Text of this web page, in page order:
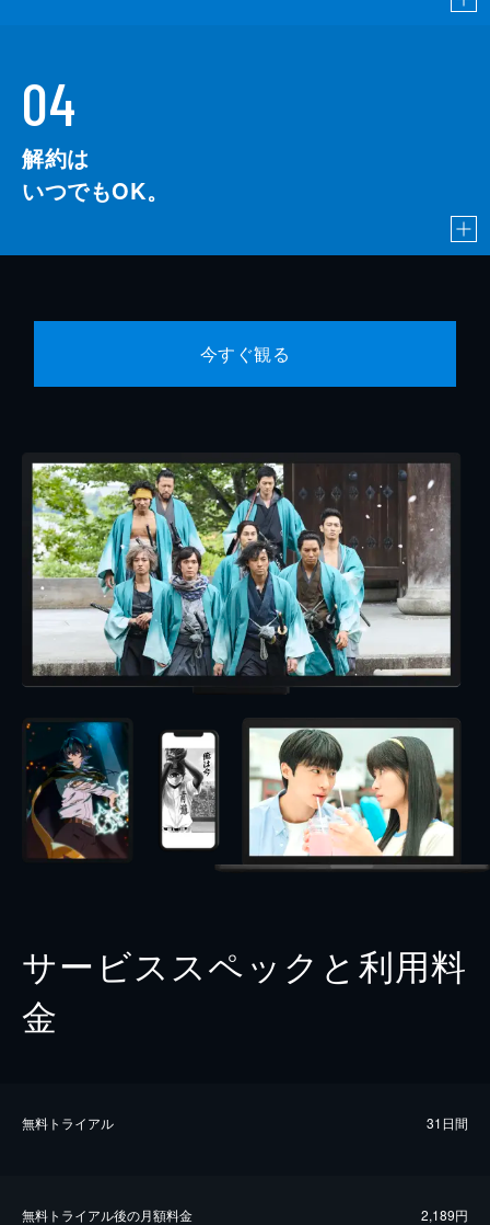
04
解約は
いつでもOK。
今すぐ観る
サービススペックと利用料
金
無料トライアル 31日間
無料トライアル後の⽉額料金 2,189円